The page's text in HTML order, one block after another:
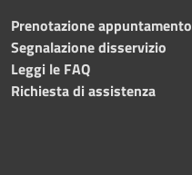
Prenotazione appuntamento
Segnalazione disservizio
Leggi le FAQ
Richiesta di assistenza